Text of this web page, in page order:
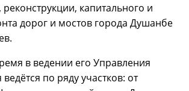
реконструкции, капитального и
дорог и мостов города Душанбе
в ведении его Управления
по ряду участков: от